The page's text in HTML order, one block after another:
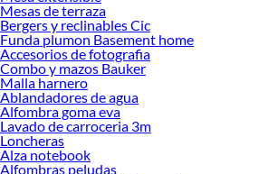
Herramientas, materiales y accesorios de calidad para
renovación de espacios. ¡Visítanos y descubre todo lo
ofrecerte!
Encuentra una amplia variedad de productos de
Encuentra todo lo necesario para tus proyectos de
¡Visítanos y haz tus ideas realidad!
Mesas de terraza
Bergers y reclinables Cic
Funda plumon Basement home
Accesorios de fotografia
Combo y mazos Bauker
Malla harnero
Ablandadores de agua
Alfombra goma eva
Lavado de carroceria 3m
Loncheras
Alza notebook
Alfombras peludas